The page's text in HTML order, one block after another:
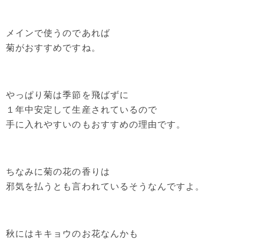
メインで使うのであれば
菊がおすすめですね。
やっぱり菊は季節を飛ばずに
１年中安定して生産されているので
手に入れやすいのもおすすめの理由です。
ちなみに菊の花の香りは
邪気を払うとも言われているそうなんですよ。
秋にはキキョウのお花なんかも